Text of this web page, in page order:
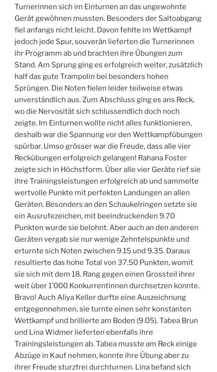
Turnerinnen sich im Einturnen an das ungewohnte
Gerät gewöhnen mussten. Besonders der Saltoabgang
fiel anfangs nicht leicht. Davon fehlte im Wettkampf
jedoch jede Spur, souverän lieferten die Turnerinnen
ihr Programm ab und brachten ihre Übungen zum
Stand. Am Sprung ging es erfolgreich weiter, zusätzlich
half das gute Trampolin bei besonders hohen
Sprüngen. Die Noten fielen leider teilweise etwas
unverständlich aus. Zum Abschluss ging es ans Reck,
wo die Nervosität sich schlussendlich doch noch
zeigte. Im Einturnen wollte nicht alles funktionieren,
deshalb war die Spannung vor den Wettkampfübungen
spürbar. Umso grösser war die Freude, dass alle vier
Reckübungen erfolgreich gelangen! Rahana Foster
zeigte sich in Höchstform. Über alle vier Geräte rief sie
ihre Trainingsleistungen erfolgreich ab und sammelte
wertvolle Punkte mit perfekten Landungen an allen
Geräten. Besonders an den Schaukelringen setzte sie
ein Ausrufezeichen, mit beeindruckenden 9.70
Punkten wurde sie belohnt. Aber auch an den anderen
Geräten vergab sie nur wenige Zehntelspunkte und
erturnte sich Noten zwischen 9.15 und 9.35. Daraus
resultierte das hohe Total von 37.50 Punkten, womit
sie sich mit dem 18. Rang gegen einen Grossteil ihrer
weit über 1’000 Konkurrentinnen durchsetzen konnte.
Bravo! Auch Aliya Keller durfte eine Auszeichnung
entgegennehmen, sie turnte einen sehr konstanten
Wettkampf und brillierte am Boden (9.05). Tabea Brun
und Lina Widmer lieferten ebenfalls ihre
Trainingsleistungen ab. Tabea musste am Reck einige
Abzüge in Kauf nehmen, konnte ihre Übung aber zu
ihrer Freude sturzfrei durchturnen. Lina befand sich